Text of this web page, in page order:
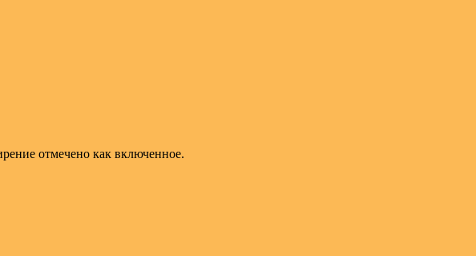
отмечено как включенное.